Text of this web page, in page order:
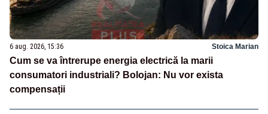
6 aug. 2026, 15:36 Stoica Marian
Cum se va întrerupe energia electrică la marii
consumatori industriali? Bolojan: Nu vor exista
compensații